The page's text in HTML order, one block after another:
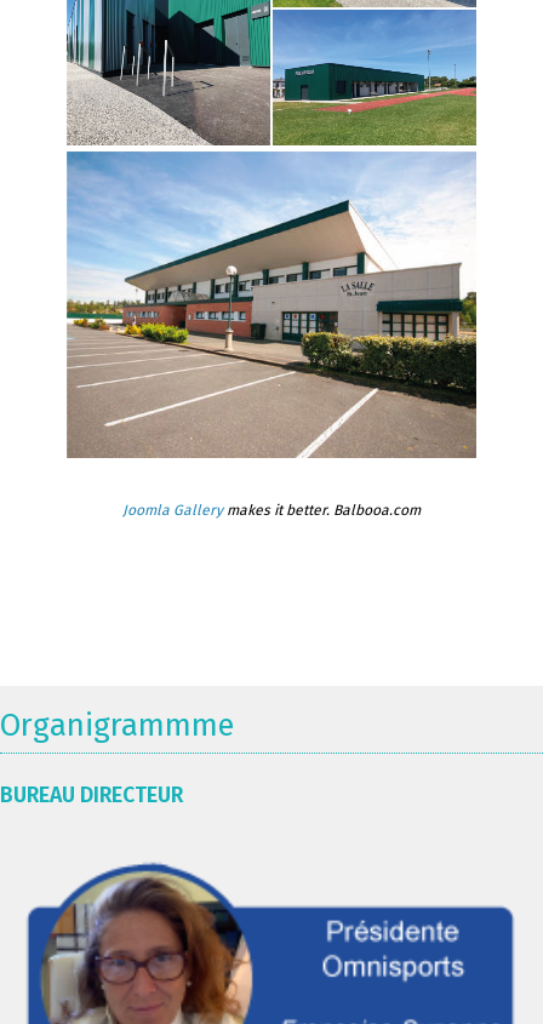
Joomla Gallerymakes it better. Balbooa.com
Organigrammme
BUREAU DIRECTEUR